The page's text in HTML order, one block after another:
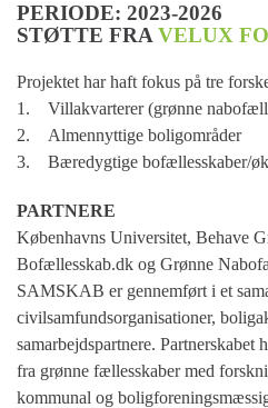
PERIODE: 2023-2026
STØTTE FRA VELUX
Projektet har haft fokus på tre
1. Villakvarterer (grønne
2. Almennyttige boligområder
3. Bæredygtige bofællesskaber/
PARTNERE
Københavns Universitet, Behave
Bofællesskab.dk og Grønne
SAMSKAB er gennemført i et
civilsamfundsorganisationer,
samarbejdspartnere. Partnerskabet
fra grønne fællesskaber med
kommunal og